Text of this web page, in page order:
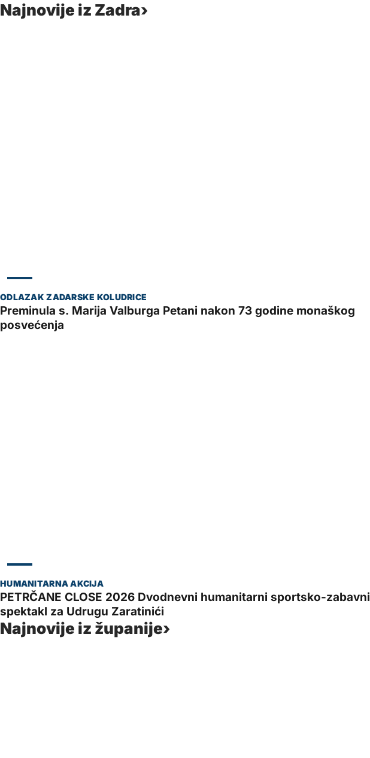
Najnovije iz Zadra
Preminula s. Marija Valburga Petani nakon 73 godine monaškog
posvećenja
PETRČANE CLOSE 2026 Dvodnevni humanitarni sportsko-zabavni
spektakl za Udrugu Zaratinići
Najnovije iz županije